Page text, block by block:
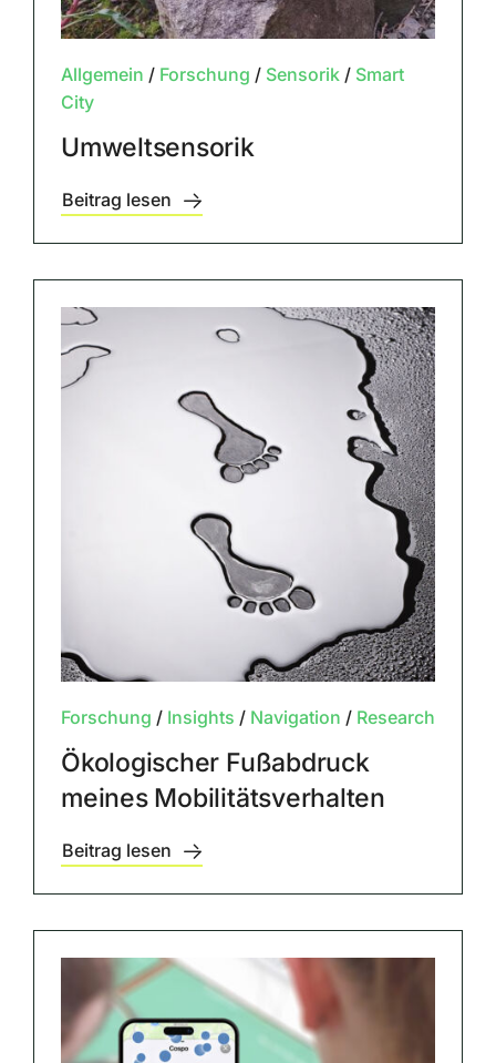
Allgemein / Forschung / Sensorik/ Smart
City
Umweltsensorik
Beitrag lesen
Forschung / Insights / Navigation / Research
Ökologischer Fußabdruck
meines Mobilitätsverhalten
Beitrag lesen